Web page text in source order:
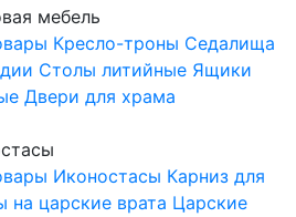
мебель
Кресло-троны Седалища
Столы литийные Ящики
Двери для храма
Иконостасы Карниз для
на царские врата Царские